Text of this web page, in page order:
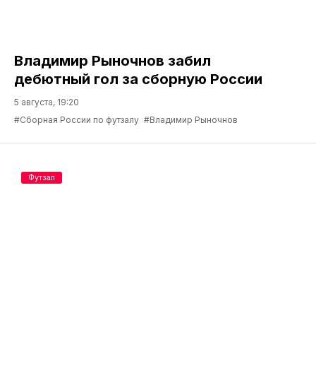
Владимир Рыночнов забил
дебютный гол за сборную России
5 августа, 19:20
#Сборная России по футзалу #Владимир Рыночнов
Футзал